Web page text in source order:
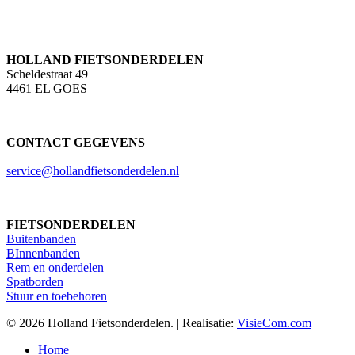
HOLLAND FIETSONDERDELEN
Scheldestraat 49
4461 EL GOES
CONTACT GEGEVENS
service@hollandfietsonderdelen.nl
FIETSONDERDELEN
Buitenbanden
BInnenbanden
Rem en onderdelen
Spatborden
Stuur en toebehoren
© 2026 Holland Fietsonderdelen. | Realisatie: VisieCom.com
Close
Home